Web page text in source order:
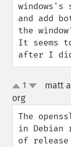
windows's
and add
the
It seems
after I did
up
1
matt
org¶
The
in Debian
of